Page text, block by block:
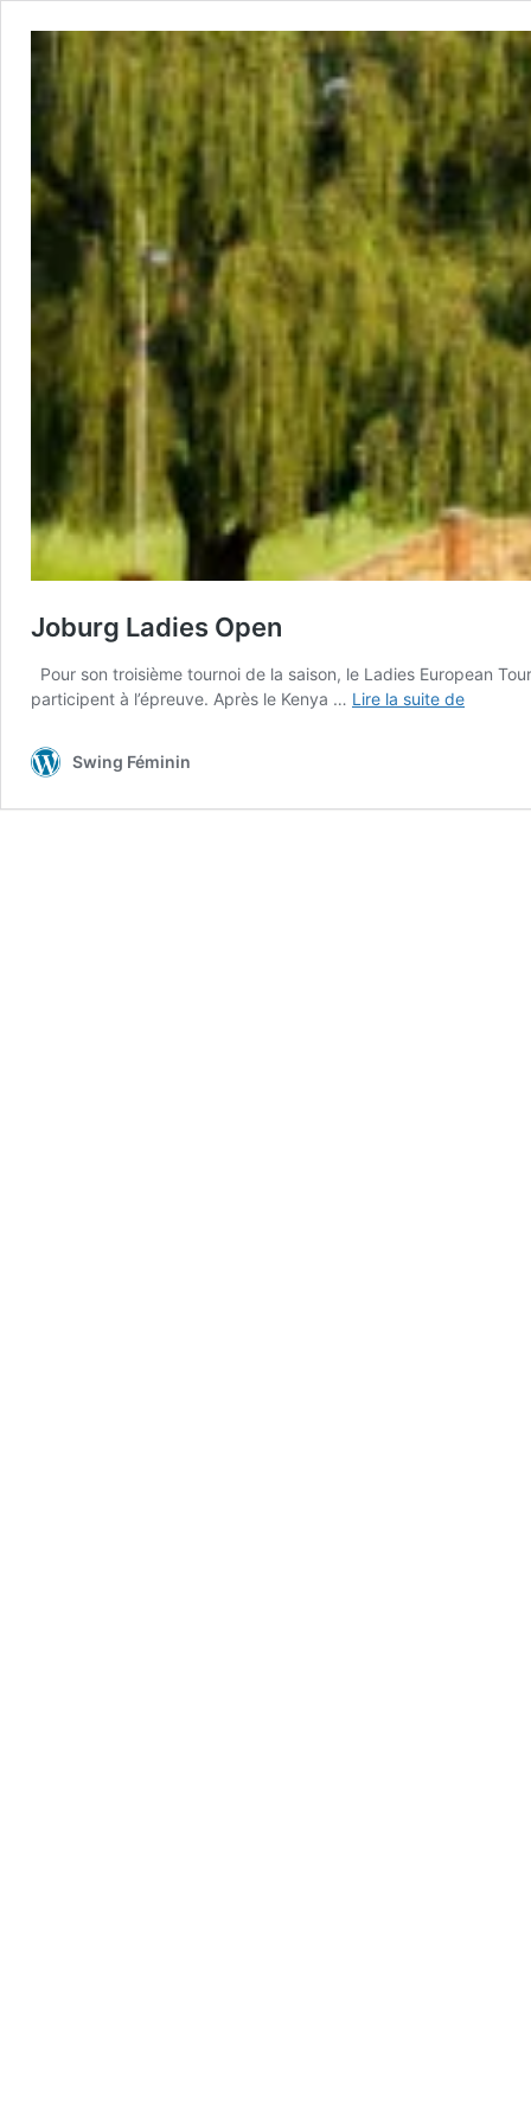
Joburg Ladies Open
Pour son troisième tournoi de la saison, le Ladies European
participent à l’épreuve. Après le Kenya … Lire la suite deJoburg
Swing Féminin